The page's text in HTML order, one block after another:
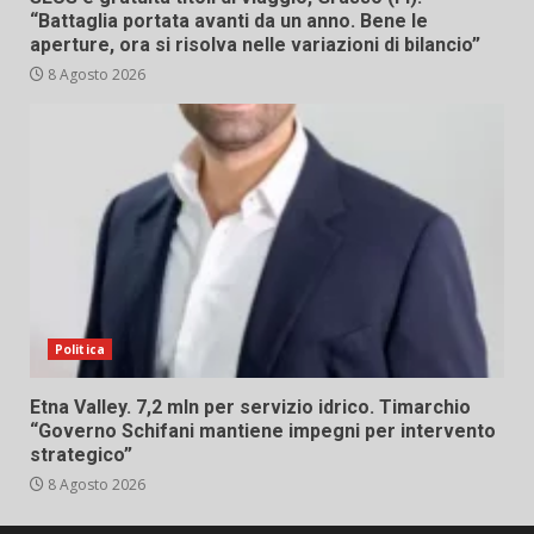
“Battaglia portata avanti da un anno. Bene le
aperture, ora si risolva nelle variazioni di bilancio”
8 Agosto 2026
Politica
Etna Valley. 7,2 mln per servizio idrico. Timarchio
“Governo Schifani mantiene impegni per intervento
strategico”
8 Agosto 2026